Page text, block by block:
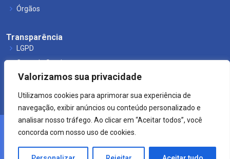
Valorizamos sua privacidade
Utilizamos cookies para aprimorar sua experiência de
navegação, exibir anúncios ou conteúdo personalizado e
analisar nosso tráfego. Ao clicar em “Aceitar todos”, você
concorda com nosso uso de cookies.
Órgãos
Transparência
LGPD
Carta de Serviços
Leis Municipais
Crearte WEB